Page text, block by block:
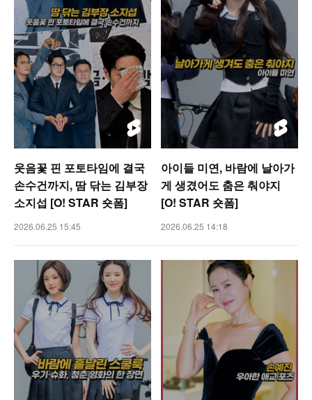
웃음꽃 핀 포토타임에 결국
손수건까지, 땀 닦는 김부장
소지섭 [O! STAR 숏폼]
2026.06.25 15:45
아이들 미연, 바람에 날아가
게 생겼어도 춤은 춰야지
[O! STAR 숏폼]
2026.06.25 14:18